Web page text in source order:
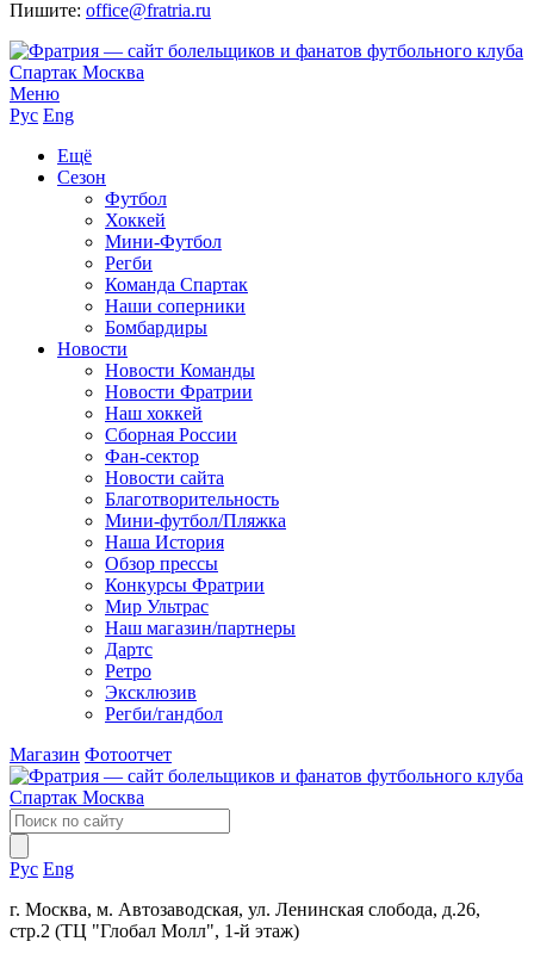
Пишите: office@fratria.ru
Меню
Рус Eng
Ещё
Сезон
Футбол
Хоккей
Мини-Футбол
Регби
Команда Спартак
Наши соперники
Бомбардиры
Новости
Новости Команды
Новости Фратрии
Наш хоккей
Сборная России
Фан-cектор
Новости сайта
Благотворительность
Мини-футбол/Пляжка
Наша История
Обзор прессы
Конкурсы Фратрии
Мир Ультрас
Наш магазин/партнеры
Дартс
Ретро
Эксклюзив
Регби/гандбол
Магазин Фотоотчет
Рус Eng
г. Москва, м. Автозаводская, ул. Ленинская слобода, д.26,
стр.2 (ТЦ "Глобал Молл", 1-й этаж)